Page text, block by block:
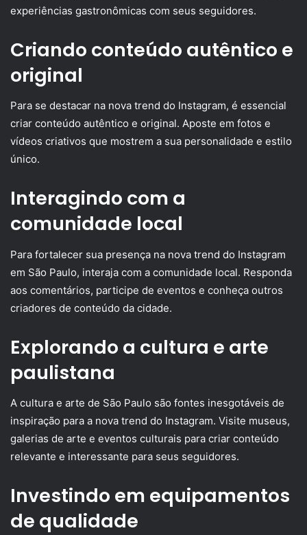
experiências gastronômicas com seus seguidores.
Criando conteúdo autêntico e
original
Para se destacar na nova trend do Instagram, é essencial
criar conteúdo autêntico e original. Aposte em fotos e
vídeos criativos que mostrem a sua personalidade e estilo
único.
Interagindo com a
comunidade local
Para fortalecer sua presença na nova trend do Instagram
em São Paulo, interaja com a comunidade local. Responda
aos comentários, participe de eventos e conheça outros
criadores de conteúdo da cidade.
Explorando a cultura e arte
paulistana
A cultura e arte de São Paulo são fontes inesgotáveis de
inspiração para a nova trend do Instagram. Visite museus,
galerias de arte e eventos culturais para criar conteúdo
relevante e interessante para seus seguidores.
Investindo em equipamentos
de qualidade